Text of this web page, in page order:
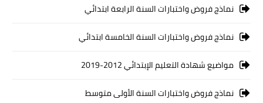
نماذج فروض واختبارات السنة الرابعة ابتدائي
نماذج فروض واختبارات السنة الخامسة ابتدائي
مواضيع شهادة التعليم الإبتدائي 2012-2019
نماذج فروض واختبارات السنة الأولى متوسط